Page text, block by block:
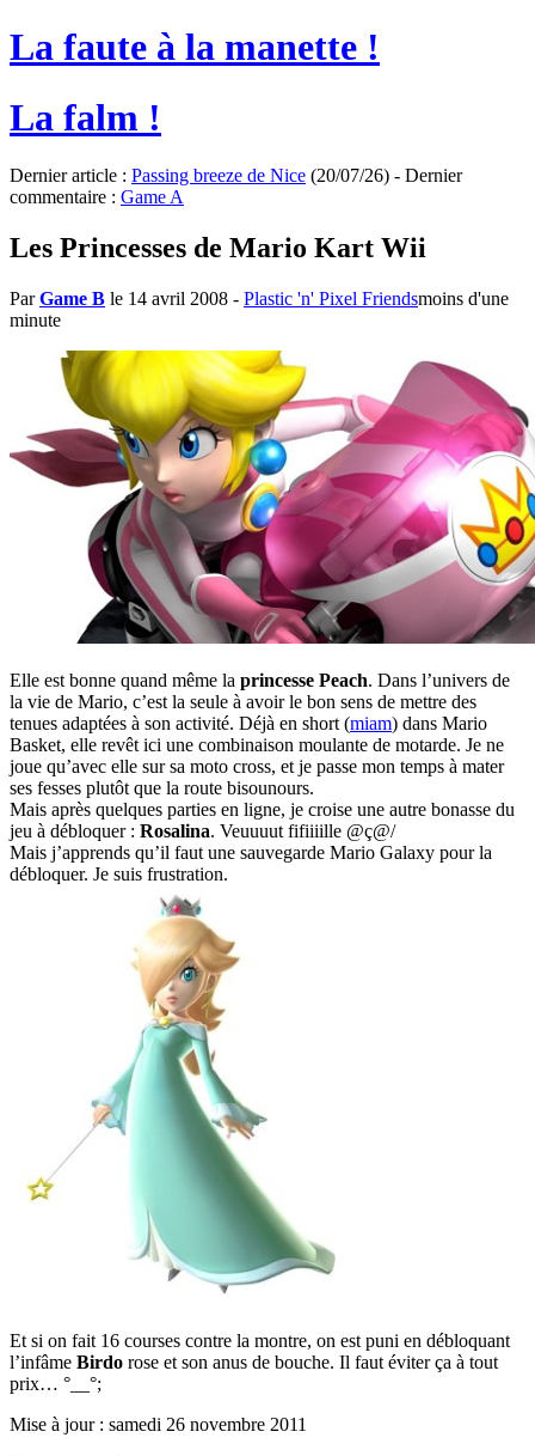
La faute à la manette !
La falm !
Dernier article : Passing breeze de Nice (20/07/26) - Dernier
commentaire : Game A
Les Princesses de Mario Kart Wii
ParGame B le 14 avril 2008 - Plastic 'n' Pixel Friendsmoins d'une
minute
Elle est bonne quand même la princesse Peach. Dans l’univers de
la vie de Mario, c’est la seule à avoir le bon sens de mettre des
tenues adaptées à son activité. Déjà en short (miam) dans Mario
Basket, elle revêt ici une combinaison moulante de motarde. Je ne
joue qu’avec elle sur sa moto cross, et je passe mon temps à mater
ses fesses plutôt que la route bisounours.
Mais après quelques parties en ligne, je croise une autre bonasse du
jeu à débloquer : Rosalina. Veuuuut fifiiiille @ç@/
Mais j’apprends qu’il faut une sauvegarde Mario Galaxy pour la
débloquer. Je suis frustration.
Et si on fait 16 courses contre la montre, on est puni en débloquant
l’infâme Birdo rose et son anus de bouche. Il faut éviter ça à tout
prix… °__°;
Mise à jour : samedi 26 novembre 2011